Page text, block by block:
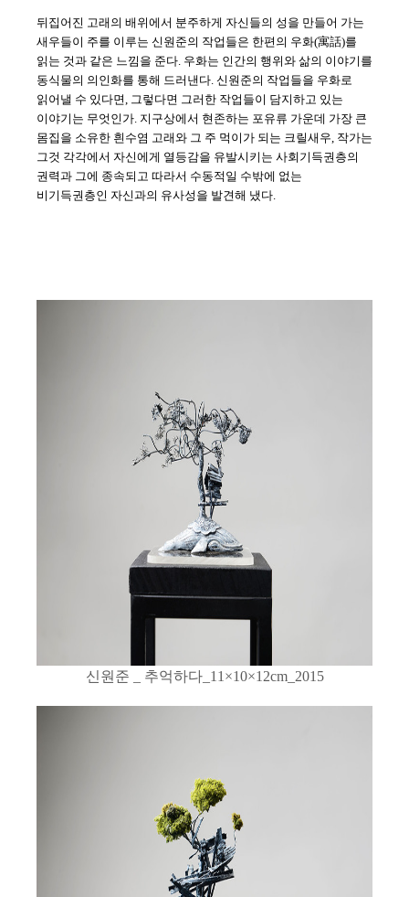
뒤집어진 고래의 배위에서 분주하게 자신들의 성을 만들어 가는
새우들이 주를 이루는 신원준의 작업들은 한편의 우화(寓話)를
읽는 것과 같은 느낌을 준다. 우화는 인간의 행위와 삶의 이야기를
동식물의 의인화를 통해 드러낸다. 신원준의 작업들을 우화로
읽어낼 수 있다면, 그렇다면 그러한 작업들이 담지하고 있는
이야기는 무엇인가. 지구상에서 현존하는 포유류 가운데 가장 큰
몸집을 소유한 흰수염 고래와 그 주 먹이가 되는 크릴새우, 작가는
그것 각각에서 자신에게 열등감을 유발시키는 사회기득권층의
권력과 그에 종속되고 따라서 수동적일 수밖에 없는
비기득권층인 자신과의 유사성을 발견해 냈다.
신원준 추억하다_11×10×12cm_2015